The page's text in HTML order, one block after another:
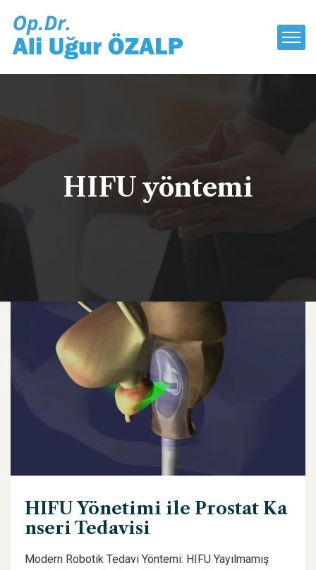
HIFU yöntemi
HIFU Yönetimi ile Prostat Ka
nseri Tedavisi
Modern Robotik Tedavi Yöntemi: HIFU Yayılmamış